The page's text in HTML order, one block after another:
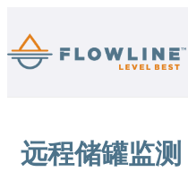
远程储罐监